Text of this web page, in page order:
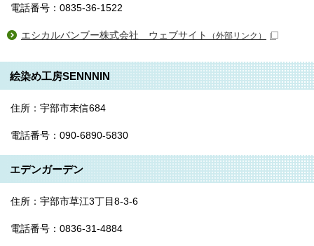
電話番号：0835-36-1522
エシカルバンブー株式会社 ウェブサイト （外部リンク）
絵染め工房SENNNIN
住所：宇部市末信684
電話番号：090-6890-5830
エデンガーデン
住所：宇部市草江3丁目8-3-6
電話番号：0836-31-4884